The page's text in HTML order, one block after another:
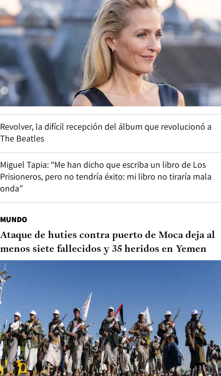
Revolver, la difícil recepción del álbum que revolucionó a
The Beatles
Miguel Tapia: “Me han dicho que escriba un libro de Los
Prisioneros, pero no tendría éxito: mi libro no tiraría mala
onda”
MUNDO
Ataque de hutíes contra puerto de Moca deja al
menos siete fallecidos y 35 heridos en Yemen